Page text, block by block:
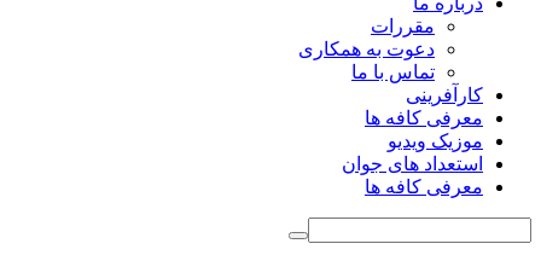
مقررات
دعوت به همکاری
تماس با ما
کارآفرینی
معرفی کافه ها
موزیک ویدیو
استعداد های جوان
معرفی کافه ها